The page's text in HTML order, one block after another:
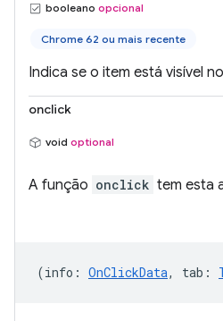
booleano opcional
Chrome 62 ou mais recente
Indica se o item está visível
onclick
void optional
A função onclick tem esta
(info : OnClickData, tab :